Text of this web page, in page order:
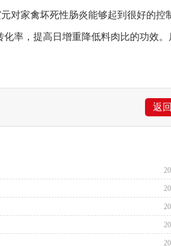
对家禽坏死性肠炎能够起到很好的控
率，提高日增重降低料肉比的功效。
返